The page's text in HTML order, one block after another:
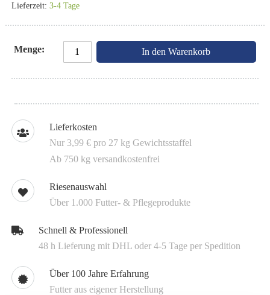
Lieferzeit:3-4 Tage
Menge In den Warenkorb
Lieferkosten
Nur 3,99 € pro 27 kg Gewichtsstaffel
Ab 750 kg versandkostenfrei
Riesenauswahl
Über 1.000 Futter- & Pflegeprodukte
Schnell & Professionell
48 h Lieferung mit DHL oder 4-5 Tage per Spedition
Über 100 Jahre Erfahrung
Futter aus eigener Herstellung